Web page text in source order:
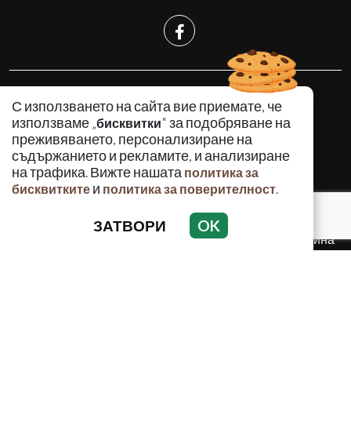
С използването на сайта вие приемате, че
използваме „бисквитки" за подобряване на
преживяването, персонализиране на
съдържанието и рекламите, и анализиране
на трафика. Вижте нашата политика за
бисквитките и политика за поверителност.
ЗАТВОРИ OK
КРИМИНАЛНО
ИНЦИДЕНТИ
АНАЛИЗИ
ПО СВЕТА
ВОДЕЩИ ТЕМИ
Използването и публикуването на част или цялото
съдържание на Crimes.BG без разрешение на Медийна